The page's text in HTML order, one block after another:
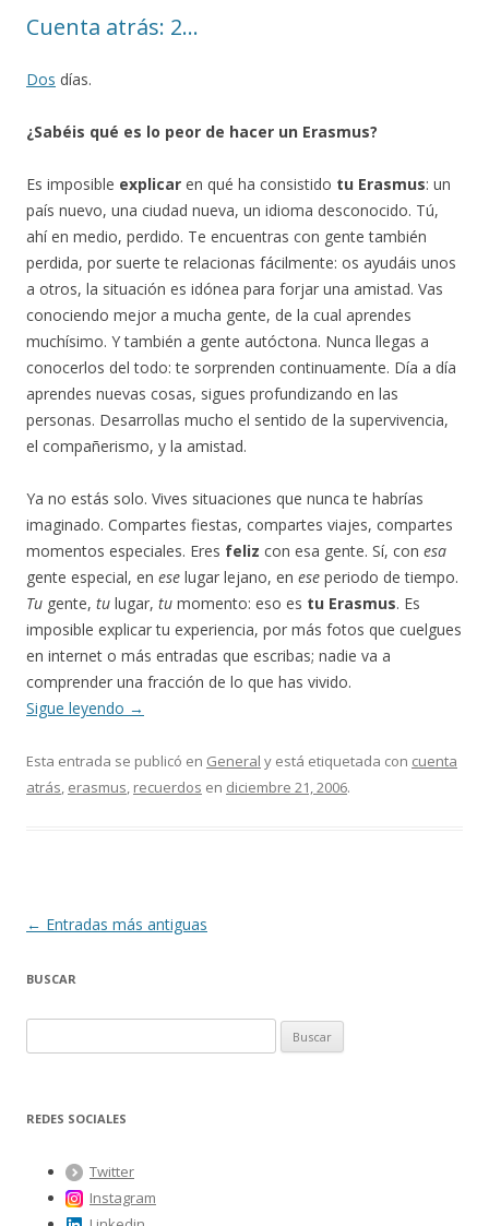
Cuenta atrás: 2…
Dos días.
¿Sabéis qué es lo peor de hacer un Erasmus?
Es imposible explicar en qué ha consistido tu Erasmus: un
país nuevo, una ciudad nueva, un idioma desconocido. Tú,
ahí en medio, perdido. Te encuentras con gente también
perdida, por suerte te relacionas fácilmente: os ayudáis unos
a otros, la situación es idónea para forjar una amistad. Vas
conociendo mejor a mucha gente, de la cual aprendes
muchísimo. Y también a gente autóctona. Nunca llegas a
conocerlos del todo: te sorprenden continuamente. Día a día
aprendes nuevas cosas, sigues profundizando en las
personas. Desarrollas mucho el sentido de la supervivencia,
el compañerismo, y la amistad.
Ya no estás solo. Vives situaciones que nunca te habrías
imaginado. Compartes fiestas, compartes viajes, compartes
momentos especiales. Eres feliz con esa gente. Sí, con esa
gente especial, en ese lugar lejano, en ese periodo de tiempo.
Tu gente, tu lugar, tu momento: eso es tu Erasmus. Es
imposible explicar tu experiencia, por más fotos que cuelgues
en internet o más entradas que escribas; nadie va a
comprender una fracción de lo que has vivido.
Sigue leyendo →
Esta entrada se publicó en General y está etiquetada con cuenta
atrás, erasmus, recuerdos en diciembre 21, 2006.
Navegación
entradas
← Entradas más antiguas
BUSCAR
u
c
REDES SOCIALES
Twitter
Instagram